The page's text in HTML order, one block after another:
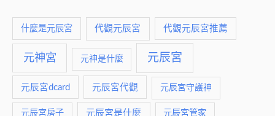
什麼是元辰宮 代觀元辰宮 代觀元辰宮推薦
元神宮 元神是什麼 元辰宮
元辰宮dcard 元辰宮代觀 元辰宮守護神
元辰宮房子 元辰宮是什麼 元辰宮管家